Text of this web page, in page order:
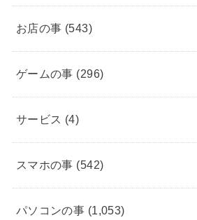
お店の事 (543)
ゲームの事 (296)
サービス (4)
スマホの事 (542)
パソコンの事 (1,053)